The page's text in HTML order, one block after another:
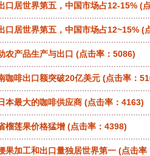
口居世界第五，中国市场占12-15% (
口居世界第五，中国市场占12~15% (
农产品生产与出口 (点击率：5086)
咖啡出口额突破20亿美元 (点击率：
本最大的咖啡供应商 (点击率：4163)
榴莲果价格猛增 (点击率：4398)
加工和出口量独居世界第一 (点击率